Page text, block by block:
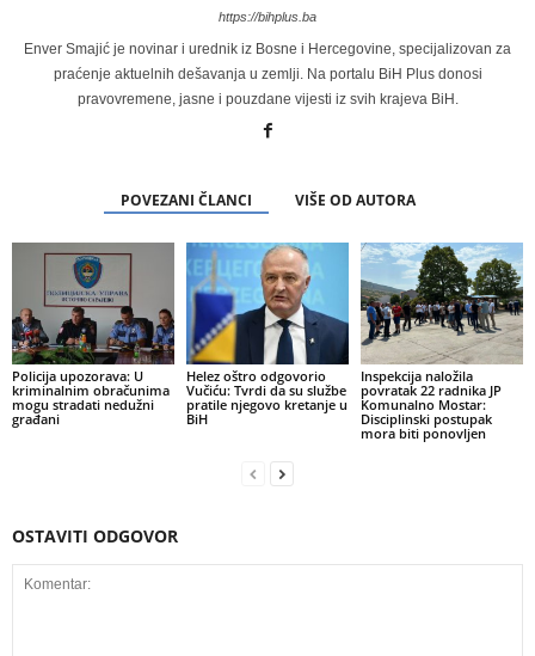
https://bihplus.ba
Enver Smajić je novinar i urednik iz Bosne i Hercegovine, specijalizovan za
praćenje aktuelnih dešavanja u zemlji. Na portalu BiH Plus donosi
pravovremene, jasne i pouzdane vijesti iz svih krajeva BiH.
POVEZANI ČLANCI VIŠE OD AUTORA
Policija upozorava: U
kriminalnim obračunima
mogu stradati nedužni
građani
Helez oštro odgovorio
Vučiću: Tvrdi da su službe
pratile njegovo kretanje u
BiH
Inspekcija naložila
povratak 22 radnika JP
Komunalno Mostar:
Disciplinski postupak
mora biti ponovljen
OSTAVITI ODGOVOR